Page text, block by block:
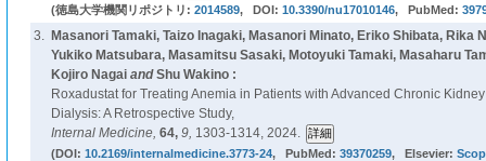
(徳島大学機関リポジトリ: 2014589, DOI: 10.3390/nu17010146, PubMed:
3.
Masanori Tamaki, Taizo Inagaki, Masanori Minato, Eriko Shibata, Rika
Yukiko Matsubara, Masamitsu Sasaki, Motoyuki Tamaki, Masaharu
Kojiro NagaiandShu Wakino :
Roxadustat for Treating Anemia in Patients with Advanced Chronic
Dialysis: A Retrospective Study,
Internal Medicine, 64, 9, 1303-1314, 2024.
(DOI: 10.2169/internalmedicine.3773-24, PubMed: 39370259, Elsevier: